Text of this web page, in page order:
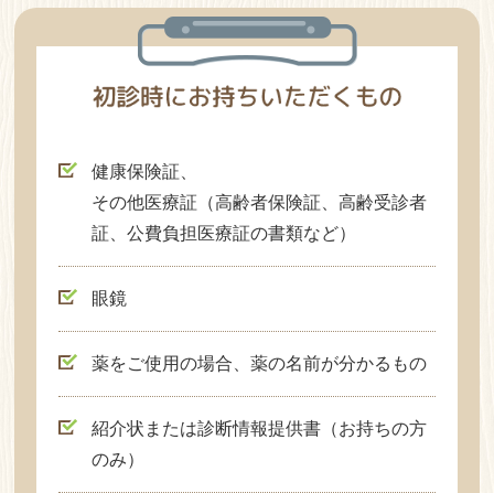
健康保険証、
その他医療証（高齢者保険証、高齢受診者
証、公費負担医療証の書類など）
眼鏡
薬をご使用の場合、薬の名前が分かるもの
紹介状または診断情報提供書（お持ちの方
のみ）